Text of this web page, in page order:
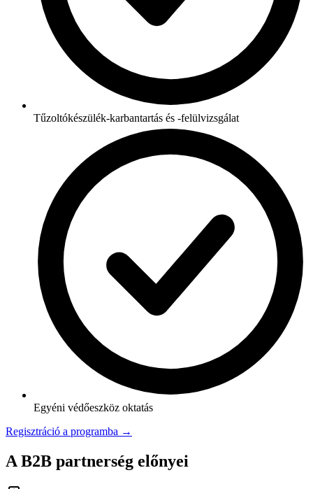
Tűzoltókészülék-karbantartás és -felülvizsgálat
Egyéni védőeszköz oktatás
Regisztráció a programba →
A B2B partnerség előnyei